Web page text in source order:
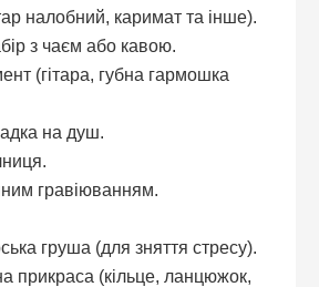
налобний, каримат та інше).
з чаєм або кавою.
(гітара, губна гармошка
на душ.
гравіюванням.
груша (для зняття стресу).
прикраса (кільце, ланцюжок,